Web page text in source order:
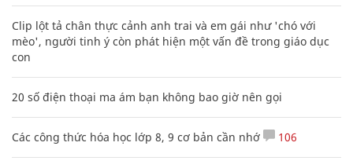
Clip lột tả chân thực cảnh anh trai và em gái như 'chó với
mèo', người tinh ý còn phát hiện một vấn đề trong giáo dục
con
20 số điện thoại ma ám bạn không bao giờ nên gọi
Các công thức hóa học lớp 8, 9 cơ bản cần nhớ 106